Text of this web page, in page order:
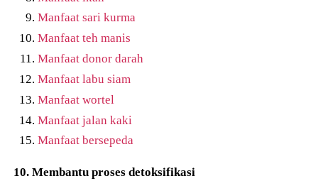
Manfaat sari kurma
Manfaat teh manis
Manfaat donor darah
Manfaat labu siam
Manfaat wortel
Manfaat jalan kaki
Manfaat bersepeda
10. Membantu proses detoksifikasi